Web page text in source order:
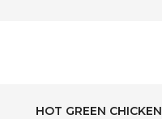
HOT GREEN CHICKEN